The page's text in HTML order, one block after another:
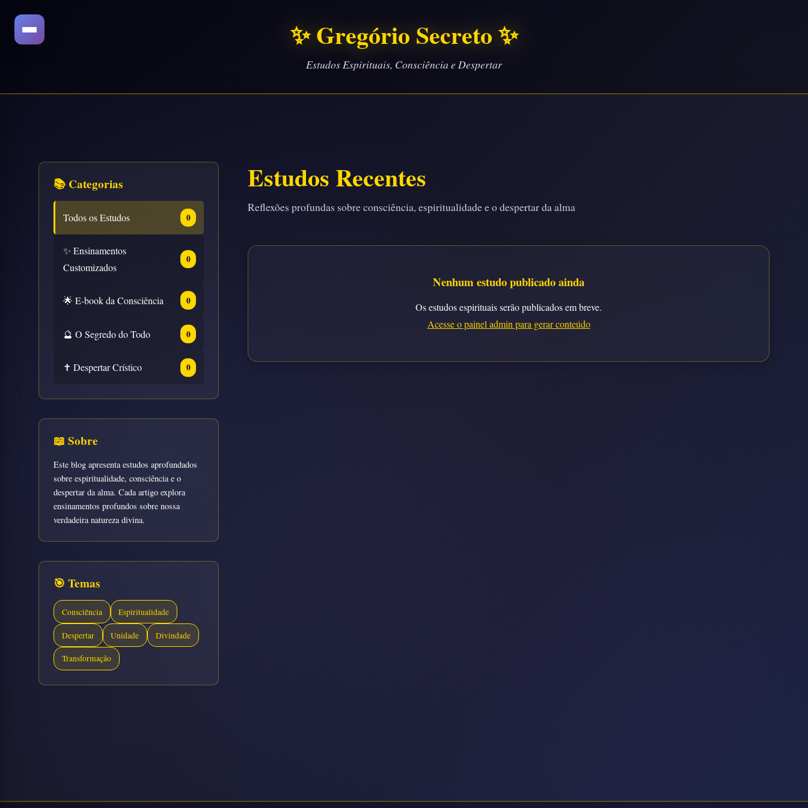
✨ Gregório Secreto ✨
Estudos Espirituais, Consciência e Despertar
📚 Categorias
Todos os Estudos 0
✨ Ensinamentos
Customizados
0
🌟 E-book da Consciência 0
🔮 O Segredo do Todo 0
✝️ Despertar Crístico 0
📖 Sobre
Este blog apresenta estudos aprofundados
sobre espiritualidade, consciência e o
despertar da alma. Cada artigo explora
ensinamentos profundos sobre nossa
verdadeira natureza divina.
🎯 Temas
Consciência Espiritualidade
Despertar Unidade Divindade
Transformação
Estudos Recentes
Reflexões profundas sobre consciência, espiritualidade e o despertar da alma
Nenhum estudo publicado ainda
Os estudos espirituais serão publicados em breve.
Acesse o painel admin para gerar conteúdo